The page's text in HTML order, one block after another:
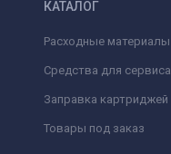
КАТАЛОГ
Расходные материалы
Средства для сервиса
Заправка картриджей
Товары под заказ